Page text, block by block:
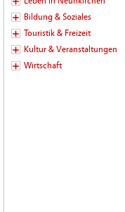
Bildung & Soziales
Touristik & Freizeit
Kultur & Veranstaltungen
Wirtschaft